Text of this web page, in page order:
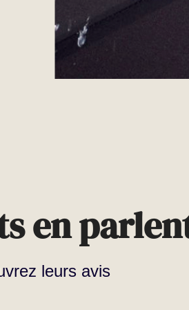
en
leurs avis